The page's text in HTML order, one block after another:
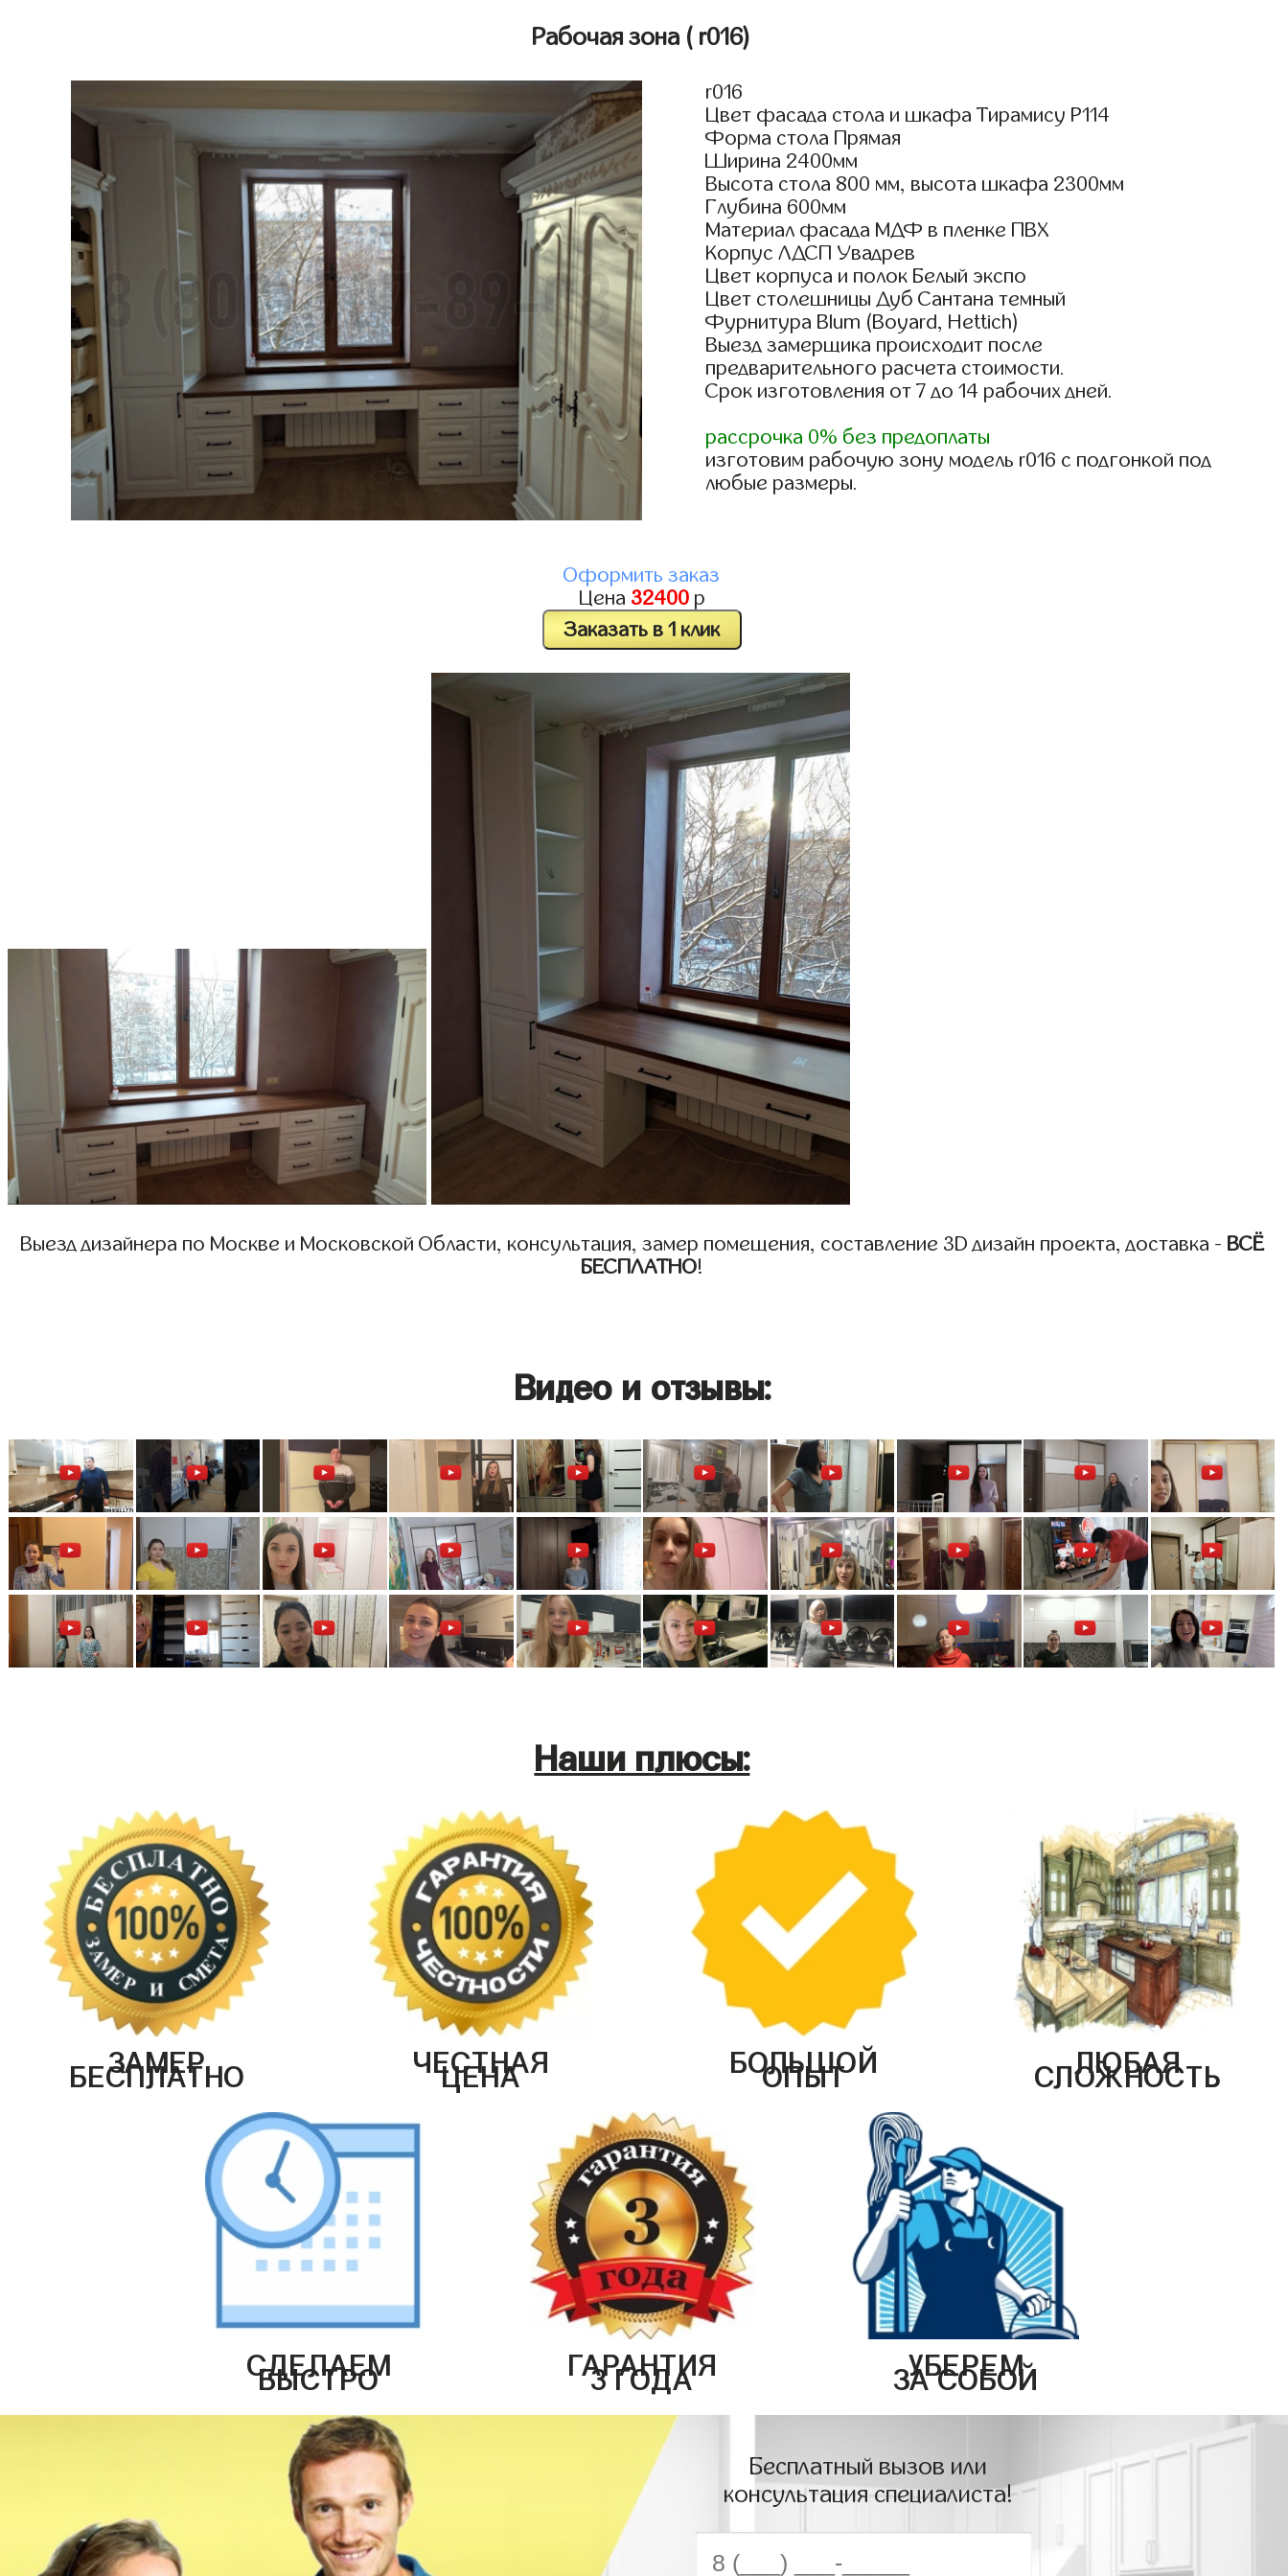
Рабочая зона ( r016)
r016
Цвет фасада стола и шкафа Тирамису Р114
Форма стола Прямая
Ширина 2400мм
Высота стола 800 мм, высота шкафа 2300мм
Глубина 600мм
Материал фасада МДФ в пленке ПВХ
Корпус ЛДСП Увадрев
Цвет корпуса и полок Белый экспо
Цвет столешницы Дуб Сантана темный
Фурнитура Blum (Boyard, Hettich)
Выезд замерщика происходит после
предварительного расчета стоимости.
Срок изготовления от 7 до 14 рабочих дней.
рассрочка 0% без предоплаты
изготовим рабочую зону модель r016 с подгонкой под
любые размеры.
Оформить заказ
Цена 32400р
Заказать в 1 клик
Выезд дизайнера по Москве и Московской Области, консультация, замер помещения, составление 3D дизайн проекта, доставка - ВСЁ
БЕСПЛАТНО!
Видео и отзывы:
Наши плюсы:
ЗАМЕР
БЕСПЛАТНО ЧЕСТНАЯ
ЦЕНА БОЛЬШОЙ
ОПЫТ ЛЮБАЯ
СЛОЖНОСТЬ
СДЕЛАЕМ
БЫСТРО ГАРАНТИЯ
3 ГОДА УБЕРЕМ
ЗА СОБОЙ
Бесплатный вызов или
консультация специалиста!